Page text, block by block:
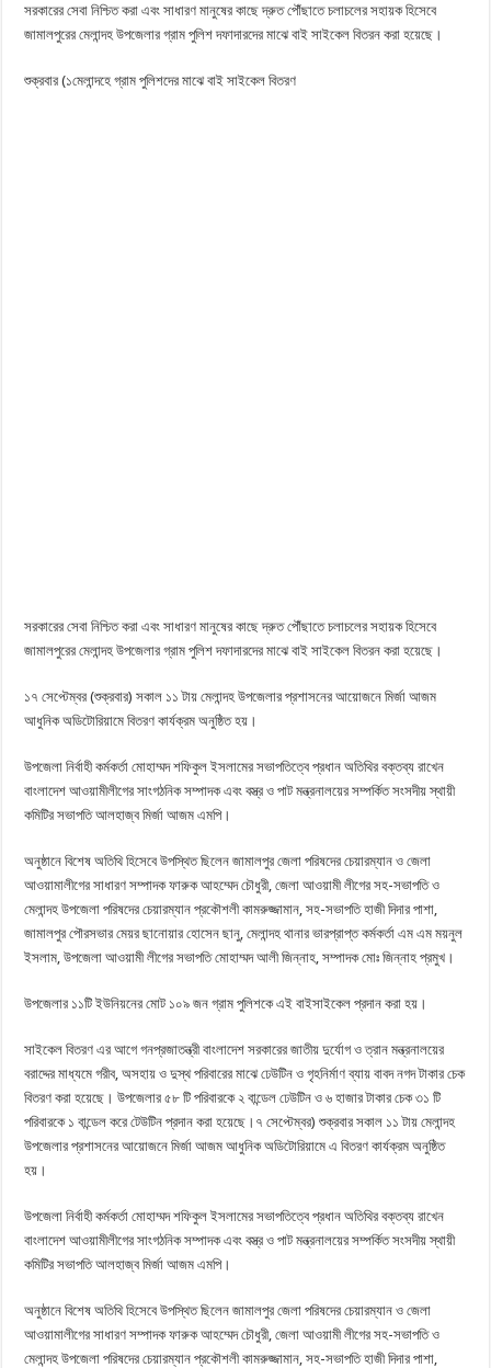
সরকারের সেবা নিশ্চিত করা এবং সাধারণ মানুষের কাছে দ্রুত পৌঁছাতে চলাচলের সহায়ক হিসেবে
জামালপুরের মেলান্দহ উপজেলার গ্রাম পুলিশ দফাদারদের মাঝে বাই সাইকেল বিতরন করা হয়েছে।
শুক্রবার (১মেলান্দহে গ্রাম পুলিশদের মাঝে বাই সাইকেল বিতরণ
সরকারের সেবা নিশ্চিত করা এবং সাধারণ মানুষের কাছে দ্রুত পৌঁছাতে চলাচলের সহায়ক হিসেবে
জামালপুরের মেলান্দহ উপজেলার গ্রাম পুলিশ দফাদারদের মাঝে বাই সাইকেল বিতরন করা হয়েছে।
১৭ সেপ্টেম্বর (শুক্রবার) সকাল ১১ টায় মেলান্দহ উপজেলার প্রশাসনের আয়োজনে মির্জা আজম
আধুনিক অডিটোরিয়ামে বিতরণ কার্যক্রম অনুষ্ঠিত হয়।
উপজেলা নির্বাহী কর্মকর্তা মোহাম্মদ শফিকুল ইসলামের সভাপতিত্বে প্রধান অতিথির বক্তব্য রাখেন
বাংলাদেশ আওয়ামীলীগের সাংগঠনিক সম্পাদক এবং বস্ত্র ও পাট মন্ত্রনালয়ের সম্পর্কিত সংসদীয় স্থায়ী
কমিটির সভাপতি আলহাজ্ব মির্জা আজম এমপি।
অনুষ্ঠানে বিশেষ অতিথি হিসেবে উপস্থিত ছিলেন জামালপুর জেলা পরিষদের চেয়ারম্যান ও জেলা
আওয়ামালীগের সাধারণ সম্পাদক ফারুক আহম্মেদ চৌধুরী, জেলা আওয়ামী লীগের সহ-সভাপতি ও
মেলান্দহ উপজেলা পরিষদের চেয়ারম্যান প্রকৌশলী কামরুজ্জামান, সহ-সভাপতি হাজী দিদার পাশা,
জামালপুর পৌরসভার মেয়র ছানোয়ার হোসেন ছানু, মেলান্দহ থানার ভারপ্রাপ্ত কর্মকর্তা এম এম ময়নুল
ইসলাম, উপজেলা আওয়ামী লীগের সভাপতি মোহাম্মদ আলী জিন্নাহ, সম্পাদক মোঃ জিন্নাহ প্রমুখ।
উপজেলার ১১টি ইউনিয়নের মোট ১০৯ জন গ্রাম পুলিশকে এই বাইসাইকেল প্রদান করা হয়।
সাইকেল বিতরণ এর আগে গনপ্রজাতন্ত্রী বাংলাদেশ সরকারের জাতীয় দুর্যোগ ও ত্রান মন্ত্রনালয়ের
বরাদ্দের মাধ্যমে গরীব, অসহায় ও দুস্থ পরিবারের মাঝে ঢেউটিন ও গৃহনির্মাণ ব্যায় বাবদ নগদ টাকার চেক
বিতরণ করা হয়েছে। উপজেলার ৫৮ টি পরিবারকে ২ বান্ডেল ঢেউটিন ও ৬ হাজার টাকার চেক ৩১ টি
পরিবারকে ১ বান্ডেল করে টেউটিন প্রদান করা হয়েছে।৭ সেপ্টেম্বর) শুক্রবার সকাল ১১ টায় মেলান্দহ
উপজেলার প্রশাসনের আয়োজনে মির্জা আজম আধুনিক অডিটোরিয়ামে এ বিতরণ কার্যক্রম অনুষ্ঠিত
হয়।
উপজেলা নির্বাহী কর্মকর্তা মোহাম্মদ শফিকুল ইসলামের সভাপতিত্বে প্রধান অতিথির বক্তব্য রাখেন
বাংলাদেশ আওয়ামীলীগের সাংগঠনিক সম্পাদক এবং বস্ত্র ও পাট মন্ত্রনালয়ের সম্পর্কিত সংসদীয় স্থায়ী
কমিটির সভাপতি আলহাজ্ব মির্জা আজম এমপি।
অনুষ্ঠানে বিশেষ অতিথি হিসেবে উপস্থিত ছিলেন জামালপুর জেলা পরিষদের চেয়ারম্যান ও জেলা
আওয়ামালীগের সাধারণ সম্পাদক ফারুক আহম্মেদ চৌধুরী, জেলা আওয়ামী লীগের সহ-সভাপতি ও
মেলান্দহ উপজেলা পরিষদের চেয়ারম্যান প্রকৌশলী কামরুজ্জামান, সহ-সভাপতি হাজী দিদার পাশা,